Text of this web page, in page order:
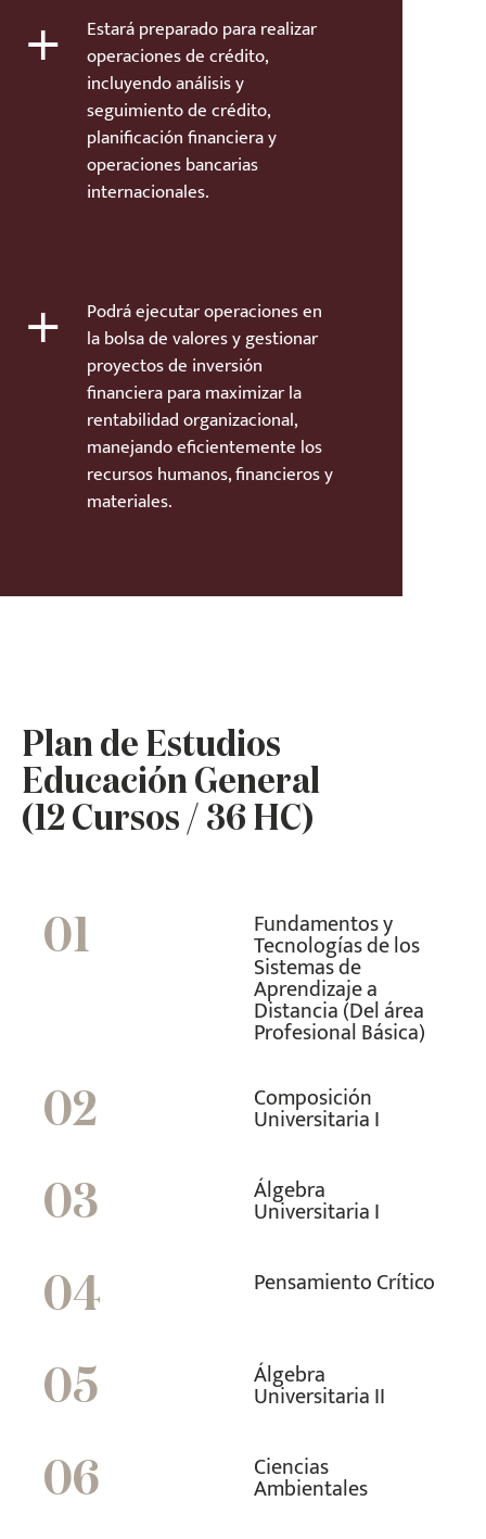
+
Estará preparado para realizar
operaciones de crédito,
incluyendo análisis y
seguimiento de crédito,
planificación financiera y
operaciones bancarias
internacionales.
+
Podrá ejecutar operaciones en
la bolsa de valores y gestionar
proyectos de inversión
financiera para maximizar la
rentabilidad organizacional,
manejando eficientemente los
recursos humanos, financieros y
materiales.
Plan de Estudios
Educación General
(12 Cursos / 36 HC)
01 Fundamentos y
Tecnologías de los
Sistemas de
Aprendizaje a
Distancia (Del área
Profesional Básica)
02 Composición
Universitaria I
03 Álgebra
Universitaria I
04 Pensamiento Crítico
05 Álgebra
Universitaria II
06 Ciencias
Ambientales